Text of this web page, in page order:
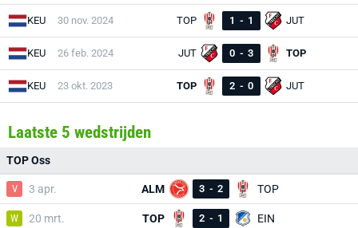
KEU 30 nov. 2024 TOP 1 - 1 JUT
KEU 26 feb. 2024 JUT 0 - 3 TOP
KEU 23 okt. 2023 TOP 2 - 0 JUT
Laatste 5 wedstrijden
TOP Oss
V 3 apr. ALM 3 - 2 TOP
W 20 mrt. TOP 2 - 1 EIN